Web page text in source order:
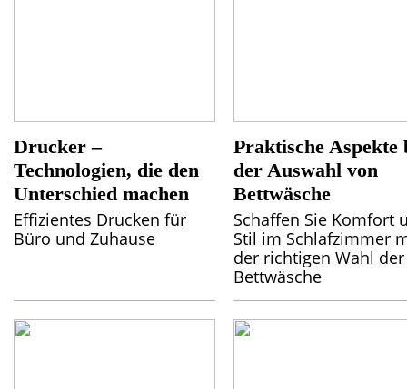
Drucker –
Technologien, die den
Unterschied machen
Effizientes Drucken für
Büro und Zuhause
Praktische Aspekte
der Auswahl von
Bettwäsche
Schaffen Sie Komfort
Stil im Schlafzimmer
der richtigen Wahl der
Bettwäsche